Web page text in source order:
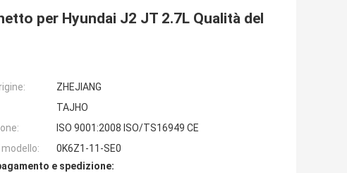
per Hyundai J2 JT 2.7L Qualità del
ZHEJIANG
TAJHO
ISO 9001:2008 ISO/TS16949 CE
0K6Z1-11-SE0
e spedizione: